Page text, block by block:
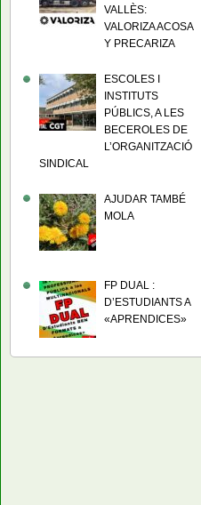
VALLÈS:
VALORIZA ACOSA
Y PRECARIZA
ESCOLES I
INSTITUTS
PÚBLICS, A LES
BECEROLES DE
L’ORGANITZACIÓ
SINDICAL
AJUDAR TAMBÉ
MOLA
FP DUAL :
D’ESTUDIANTS A
«APRENDICES»